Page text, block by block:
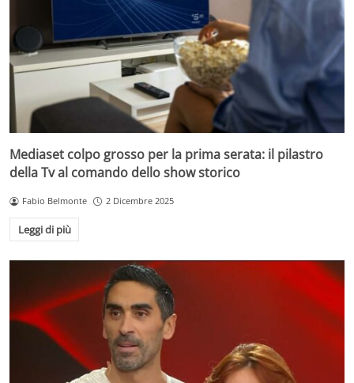
Mediaset colpo grosso per la prima serata: il pilastro
della Tv al comando dello show storico
Fabio Belmonte 2 Dicembre 2025
Leggi di più